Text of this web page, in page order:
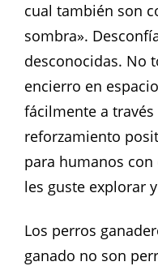
cual también son
sombra».
desconocidas. No
encierro en
fácilmente a
reforzamiento
para humanos
les guste explorar
Los perros
ganado no son